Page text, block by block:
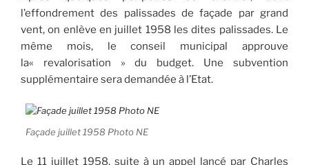
l’effondrement des palissades de façade par grand
vent, on enlève en juillet 1958 les dites palissades. Le
même mois, le conseil municipal approuve
la« revalorisation » du budget. Une subvention
supplémentaire sera demandée à l’Etat.
Façade juillet 1958 Photo NE
Le 11 juillet 1958, suite à un appel lancé par Charles